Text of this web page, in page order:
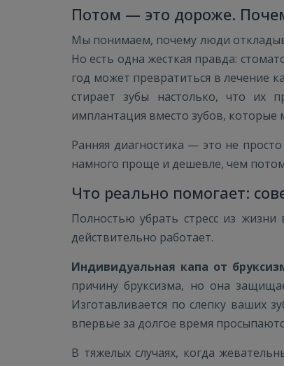
Потом — это дороже.
Мы понимаем, почему люди
Но есть одна жесткая правда:
год может превратиться в лечение
стирает зубы настолько, что их
имплантация вместо зубов, которые
Ранняя диагностика — это не
намного проще и дешевле, чем
Что реально помогает:
Полностью убрать стресс из
действительно работает.
Индивидуальная капа от
причину бруксизма, но она
Изготавливается по слепку ваших
впервые за долгое время
В тяжелых случаях, когда